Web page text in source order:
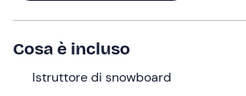
In fase di prenotazione, potrai
giorni che inizia di domenica
che iniziano di lunedì
Cosa è incluso
Istruttore di snowboard